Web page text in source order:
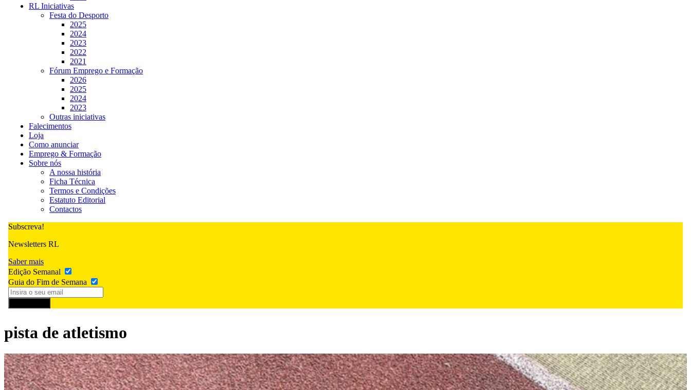
RL Iniciativas
Festa do Desporto
2025
2024
2023
2022
2021
Fórum Emprego e Formação
2026
2025
2024
2023
Outras iniciativas
Falecimentos
Loja
Como anunciar
Emprego & Formação
Sobre nós
A nossa história
Ficha Técnica
Termos e Condições
Estatuto Editorial
Contactos
Subscreva!
Newsletters RL
Saber mais
Edição Semanal
Guia do Fim de Semana
pista de atletismo